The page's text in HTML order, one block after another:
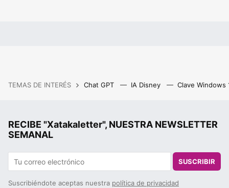
TEMAS DE INTERÉS Chat GPT IA Disney Clave Windows
RECIBE "Xatakaletter", NUESTRA NEWSLETTER
SEMANAL
SUSCRIBIR
Suscribiéndote aceptas nuestra política de privacidad